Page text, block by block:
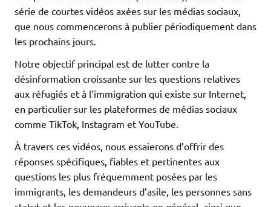
série de courtes vidéos axées sur les médias sociaux,
que nous commencerons à publier périodiquement dans
les prochains jours.
Notre objectif principal est de lutter contre la
désinformation croissante sur les questions relatives
aux réfugiés et à l’immigration qui existe sur Internet,
en particulier sur les plateformes de médias sociaux
comme TikTok, Instagram et YouTube.
À travers ces vidéos, nous essaierons d’offrir des
réponses spécifiques, fiables et pertinentes aux
questions les plus fréquemment posées par les
immigrants, les demandeurs d’asile, les personnes sans